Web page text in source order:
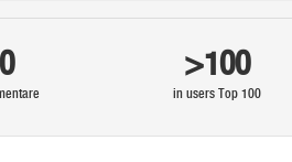
0 >100
in users Top 100